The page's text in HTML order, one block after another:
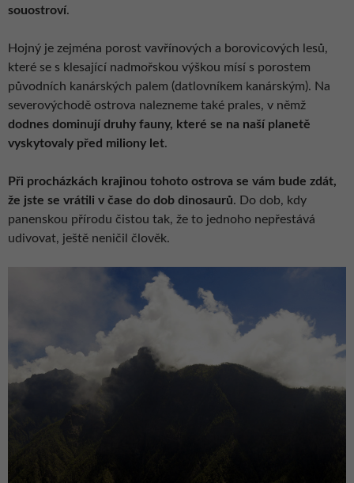
souostroví.
Hojný je zejména porost vavřínových a borovicových lesů,
které se s klesající nadmořskou výškou mísí s porostem
původních kanárských palem (datlovníkem kanárským). Na
severovýchodě ostrova nalezneme také prales, v němž
dodnes dominují druhy fauny, které se na naší planetě
vyskytovaly před miliony let.
Při procházkách krajinou tohoto ostrova se vám bude zdát,
že jste se vrátili v čase do dob dinosaurů. Do dob, kdy
panenskou přírodu čistou tak, že to jednoho nepřestává
udivovat, ještě neničil člověk.